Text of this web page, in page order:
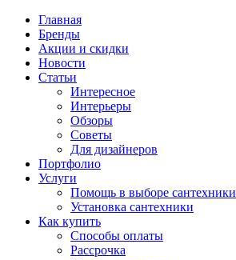
Главная
Бренды
Акции и скидки
Новости
Статьи
Интересное
Интерьеры
Обзоры
Советы
Для дизайнеров
Портфолио
Услуги
Помощь в выборе сантехники
Установка сантехники
Как купить
Способы оплаты
Рассрочка